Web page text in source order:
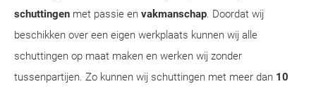
schuttingen met passie en vakmanschap. Doordat wij
beschikken over een eigen werkplaats kunnen wij alle
schuttingen op maat maken en werken wij zonder
tussenpartijen. Zo kunnen wij schuttingen met meer dan 10